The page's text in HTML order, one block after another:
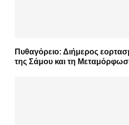
Πυθαγόρειο: Διήμερος
της Σάμου και τη